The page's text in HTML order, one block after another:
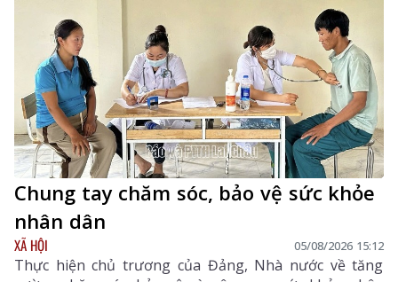
Chung tay chăm sóc, bảo vệ sức khỏe
nhân dân
XÃ HỘI 05/08/2026 15:12
Thực hiện chủ trương của Đảng, Nhà nước về tăng